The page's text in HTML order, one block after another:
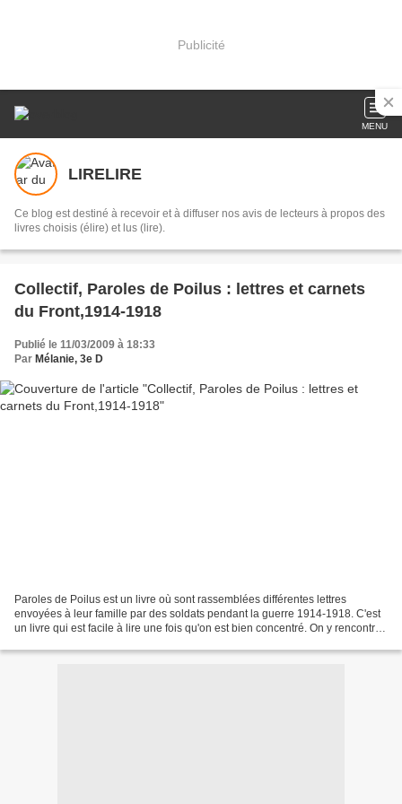
Publicité
MENU
LIRELIRE
Ce blog est destiné à recevoir et à diffuser nos avis de lecteurs à propos des
livres choisis (élire) et lus (lire).
Collectif, Paroles de Poilus : lettres et carnets
du Front,1914-1918
Publié le 11/03/2009 à 18:33
Par Mélanie, 3e D
Paroles de Poilus est un livre où sont rassemblées différentes lettres
envoyées à leur famille par des soldats pendant la guerre 1914-1918. C'est
un livre qui est facile à lire une fois qu'on est bien concentré. On y rencontre